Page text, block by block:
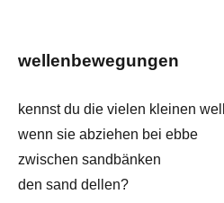
wellenbewegungen
kennst du die vielen kleinen
wenn sie abziehen bei ebbe
zwischen sandbänken
den sand dellen?